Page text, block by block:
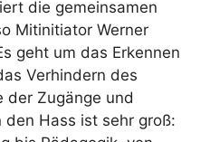
die gemeinsamen
Mitinitiator Werner
geht um das Erkennen
Verhindern des
der Zugänge und
Hass ist sehr groß: